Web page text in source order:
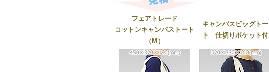
フェアトレード
コットンキャンバストート
（M）
キャンバスビッグトー
ト 仕切りポケット付